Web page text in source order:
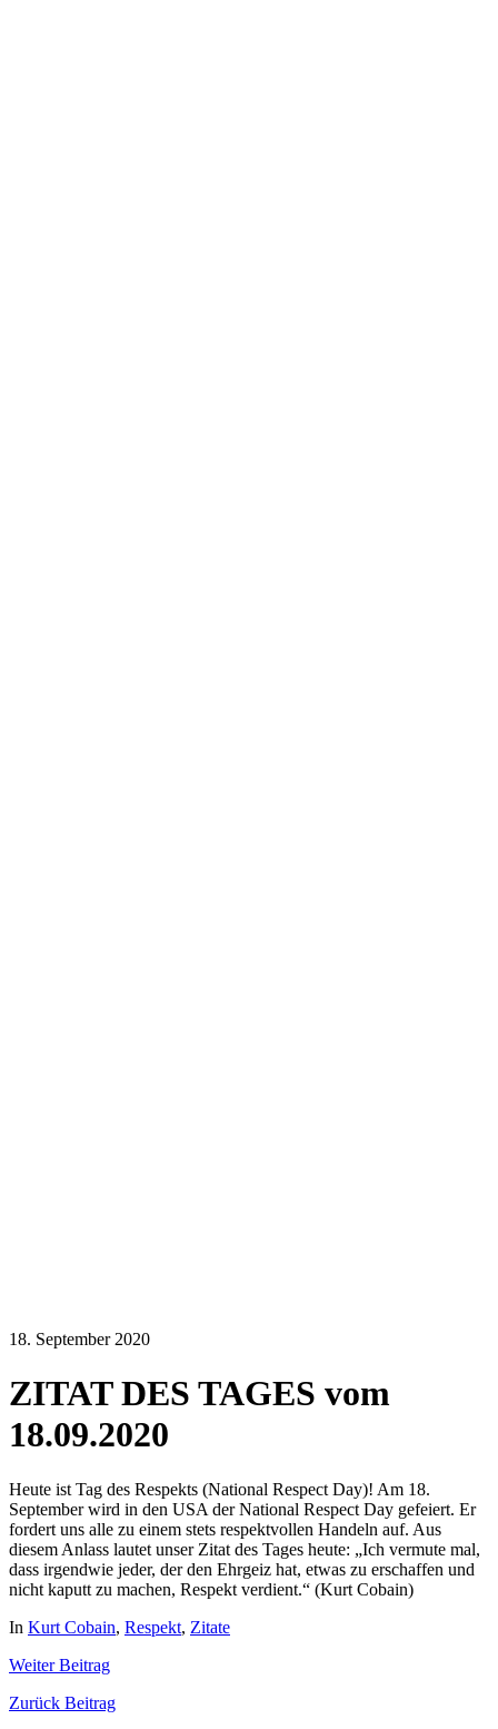
18. September 2020
ZITAT DES TAGES vom
18.09.2020
Heute ist Tag des Respekts (National Respect Day)! Am 18.
September wird in den USA der National Respect Day gefeiert. Er
fordert uns alle zu einem stets respektvollen Handeln auf. Aus
diesem Anlass lautet unser Zitat des Tages heute: „Ich vermute mal,
dass irgendwie jeder, der den Ehrgeiz hat, etwas zu erschaffen und
nicht kaputt zu machen, Respekt verdient.“ (Kurt Cobain)
In Kurt Cobain, Respekt, Zitate
WeiterBeitrag
Zurück Beitrag